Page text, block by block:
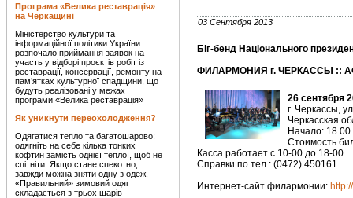
Програма «Велика реставрація»
на Черкащині
Міністерство культури та
інформаційної політики України
розпочало приймання заявок на
участь у відборі проєктів робіт із
реставрації, консервації, ремонту на
пам’ятках культурної спадщини, що
будуть реалізовані у межах
програми «Велика реставрація»
Як уникнути переохолодження?
Одягатися тепло та багатошарово:
одягніть на себе кілька тонких
кофтин замість однієї теплої, щоб не
спітніти. Якщо стане спекотно,
завжди можна зняти одну з одеж.
«Правильний» зимовий одяг
складається з трьох шарів
03 Сентября 2013
Біг-бенд Національного
ФИЛАРМОНИЯ г. ЧЕРКАССЫ ::
26 сентября
г. Черкассы,
Черкасская
Начало: 18.00
Стоимость
Касса работает с 10-00 до 18-00
Справки по тел.: (0472) 450161
Интернет-сайт филармонии: